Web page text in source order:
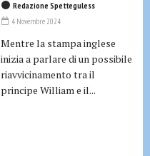
Redazione Spetteguless
4 Novembre 2024
Mentre la stampa inglese
inizia a parlare di un possibile
riavvicinamento tra il
principe William e il...